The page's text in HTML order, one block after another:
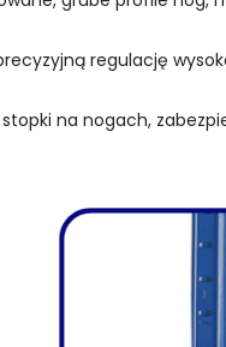
regulację
na nogach,